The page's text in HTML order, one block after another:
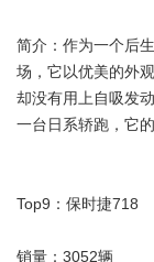
简介：作为一个后
场，它以优美的外
却没有用上自吸发
一台日系轿跑，它
Top9：保时捷718
销量：3052辆